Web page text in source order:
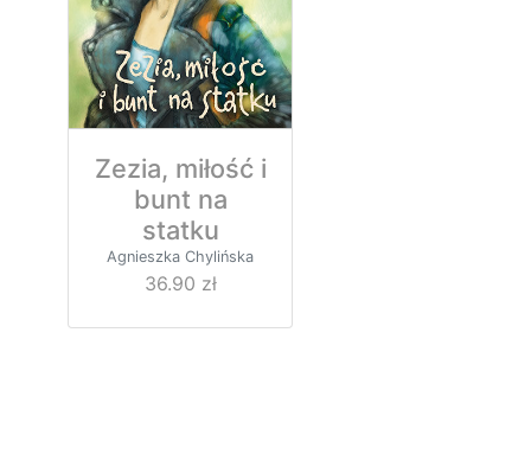
Zezia, miłość i
bunt na
statku
Agnieszka Chylińska
36.90 zł